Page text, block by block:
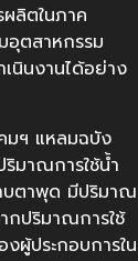
ลิตในภาค
อุตสาหกรรม
นินงานได้อย่าง
มฯ แหลมฉบัง
มาณการใช้น้ำ
บตาพุด มีปริมาณ
กปริมาณการใช้
ผู้ประกอบการใน